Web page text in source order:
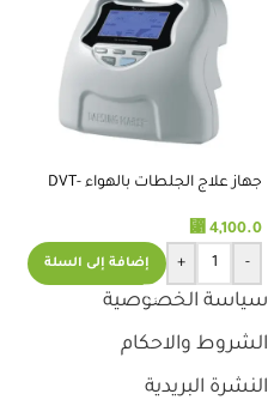
جهاز علاج الجلطات بالهواء DVT-
⃁ 4,100.0
-
+ إضافة إلى السلة
سياسة الخصوصية
الشروط والاحكام
النشرة البريدية